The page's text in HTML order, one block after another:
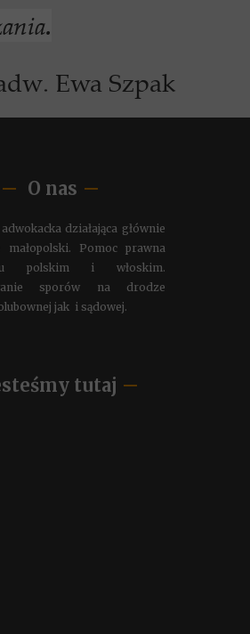
tutaj
działająca głównie
małopolski. Pomoc prawna
polskim i włoskim.
sporów na drodze
jak i sądowej.
O nas
.
Ewa Szpak